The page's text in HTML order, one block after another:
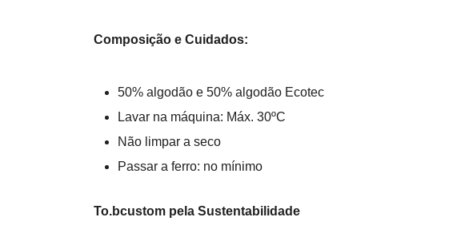
Composição e Cuidados:
50% algodão e 50% algodão Ecotec
Lavar na máquina: Máx. 30ºC
Não limpar a seco
Passar a ferro: no mínimo
To.bcustom pela Sustentabilidade